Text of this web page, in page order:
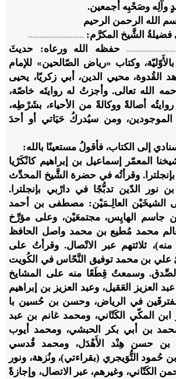
وآلِه وصَحْبِه أجمعين.
الله الرحمن الرحيم
فضيلةُ الشَّيخ المكرَّم: ........................
حفظه الله ورعاه: حديثَ
وكتاب «رياض الصّالحين» للإمام
القُدوة، محيي الدين، أبي زكريّا، يحيى
الله تعالى. وأجزتُ له روايتَه خاصّة،
أصالةً ووكالةً من الأحياء، بشَرْطِه،
الموجودين، ومن سيُدركُ حَيَاتي أو أحدَ
إلى الكتاب، فأقولُ مستعينًا بالله:
المعمّر إسماعيل بن إبراهيم كانْكَرْيا
وقرأتُه في حضرة الشَّيخ المحدِّث
نور الدّين تدبُّجًا في دارْبي بإنجلترا.
العالِـمَيْن: مصطفى بن أحمد
جاسم الهايِس، مجتمعَيْن، وعلى مؤرِّخ
محمد مُطيع بن محمد واصل الحافظ
ثلاثتهم عبر الاتّصال. وقرأتُ على
علي بن محمد توفيق النَّحّاس في الكُويت
وسمعتُ قِطَعًا منه على المشايخ
عبد العزيز العَقيل، وعبد العزيز بن إبراهيم
مفترقَين في الرياض، وحسن بن حُسين با
ابن المكّي الكَتّاني، ومحمد غانم بن عبد
ومحمد بن أبي بكر الحبشي، ومحمد أيوب
بن حسن هِنْد الأَهْدَل، ومحمد قُدسي
حُمود التُّوَيجري (بقراءتي)، ونُزهة، ونور
الكَتّاني، وغيرهم، عبر الاتصال، وإجازةً